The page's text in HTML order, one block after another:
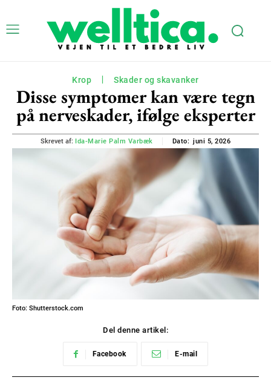
Krop Skader og skavanker
Disse symptomer kan være tegn
på nerveskader, ifølge eksperter
Skrevet af: Ida-Marie Palm Varbæk Dato: juni 5, 2026
Foto: Shutterstock.com
Del denne artikel:
Facebook E-mail